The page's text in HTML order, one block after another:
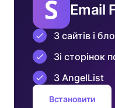
Email
З сайтів і
Зі сторінок
З AngelList
Встановити